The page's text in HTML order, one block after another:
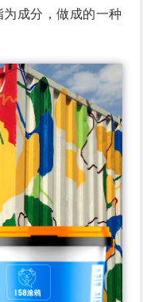
成分，做成的一种